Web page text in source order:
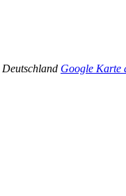
Deutschland Google Karte